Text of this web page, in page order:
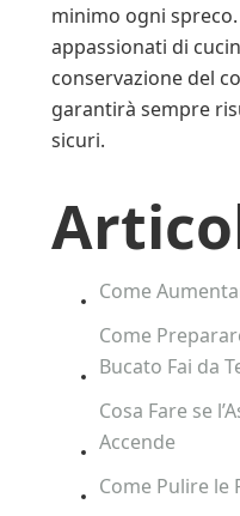
minimo ogni
appassionati di
conservazione del
garantirà sempre
sicuri.
Come
Come
Bucato Fai da
Cosa Fare se
Accende
Come Pulire le